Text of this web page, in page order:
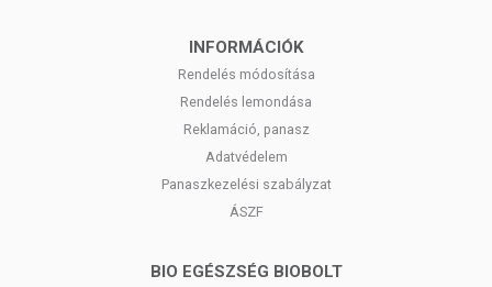
INFORMÁCIÓK
Rendelés módosítása
Rendelés lemondása
Reklamáció, panasz
Adatvédelem
Panaszkezelési szabályzat
ÁSZF
BIO EGÉSZSÉG BIOBOLT